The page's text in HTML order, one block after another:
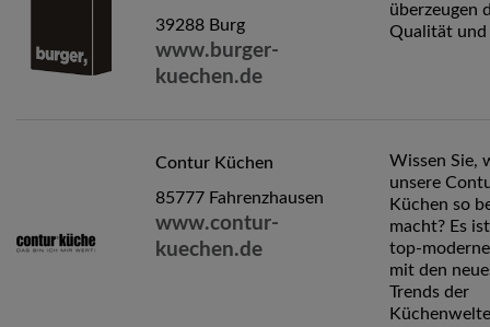
39288 Burg
www.burger-
kuechen.de
überzeugen
Qualität und
Contur Küchen
85777 Fahrenzhausen
www.contur-
kuechen.de
Wissen Sie,
unsere
Küchen so
macht? Es
top-
mit den
Trends der